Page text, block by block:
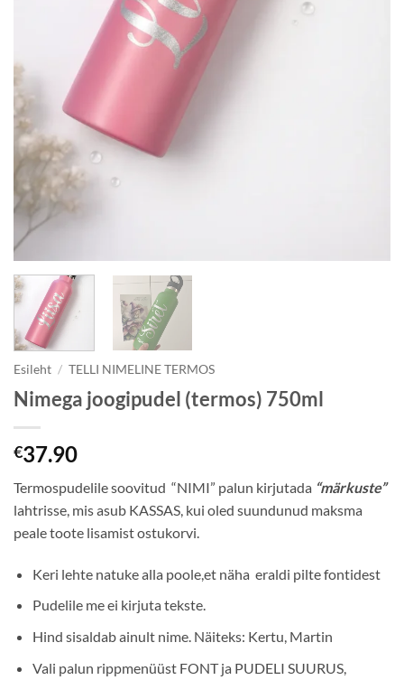
Esileht / TELLI NIMELINE TERMOS
Nimega joogipudel (termos) 750ml
€37.90
Termospudelile soovitud “NIMI” palun kirjutada “märkuste”
lahtrisse, mis asub KASSAS, kui oled suundunud maksma
peale toote lisamist ostukorvi.
Keri lehte natuke alla poole,et näha eraldi pilte fontidest
Pudelile me ei kirjuta tekste.
Hind sisaldab ainult nime. Näiteks: Kertu, Martin
Vali palun rippmenüüst FONT ja PUDELI SUURUS,